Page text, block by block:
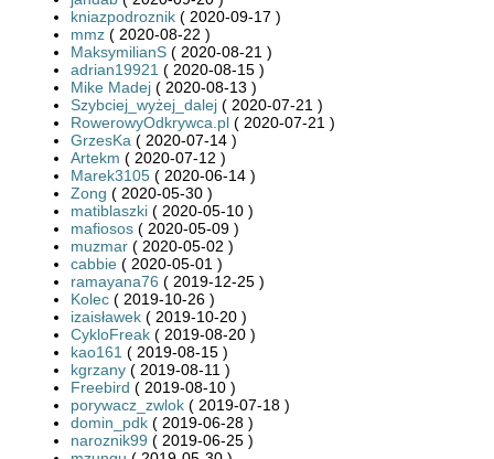
kniazpodroznik ( 2020-09-17 )
mmz ( 2020-08-22 )
MaksymilianS ( 2020-08-21 )
adrian19921 ( 2020-08-15 )
Mike Madej ( 2020-08-13 )
Szybciej_wyżej_dalej ( 2020-07-21 )
RowerowyOdkrywca.pl ( 2020-07-21 )
GrzesKa ( 2020-07-14 )
Artekm ( 2020-07-12 )
Marek3105 ( 2020-06-14 )
Zong ( 2020-05-30 )
matiblaszki ( 2020-05-10 )
mafiosos ( 2020-05-09 )
muzmar ( 2020-05-02 )
cabbie ( 2020-05-01 )
ramayana76 ( 2019-12-25 )
Kolec ( 2019-10-26 )
izaisławek ( 2019-10-20 )
CykloFreak ( 2019-08-20 )
kao161 ( 2019-08-15 )
kgrzany ( 2019-08-11 )
Freebird ( 2019-08-10 )
porywacz_zwlok ( 2019-07-18 )
domin_pdk ( 2019-06-28 )
naroznik99 ( 2019-06-25 )